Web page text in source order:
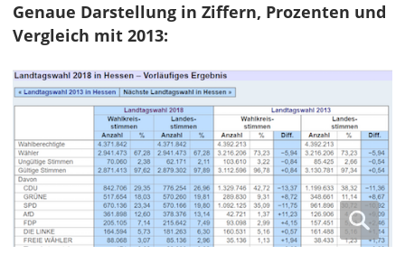
Genaue Darstellung in Ziffern, Prozenten und
Vergleich mit 2013: